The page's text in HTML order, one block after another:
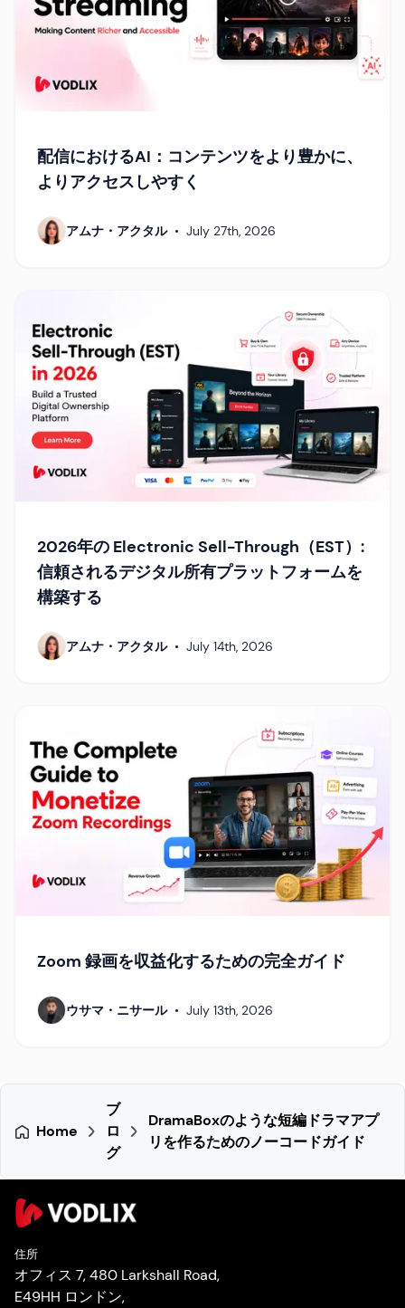
配信におけるAI：コンテンツをより豊かに、
よりアクセスしやすく
アムナ・アクタル • July 27th, 2026
2026年の Electronic Sell-Through（EST）:
信頼されるデジタル所有プラットフォームを
構築する
アムナ・アクタル • July 14th, 2026
Zoom 録画を収益化するための完全ガイド
ウサマ・ニサール • July 13th, 2026
Home
ブ
ロ
グ
DramaBoxのような短編ドラマアプ
リを作るためのノーコードガイド
住所
オフィス 7, 480 Larkshall Road,
E49HH ロンドン,